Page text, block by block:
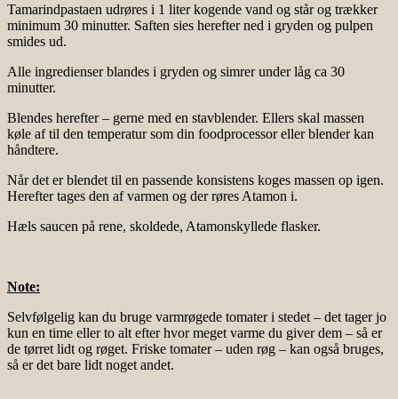
Tamarindpastaen udrøres i 1 liter kogende vand og står og trækker
minimum 30 minutter. Saften sies herefter ned i gryden og pulpen
smides ud.
Alle ingredienser blandes i gryden og simrer under låg ca 30
minutter.
Blendes herefter – gerne med en stavblender. Ellers skal massen
køle af til den temperatur som din foodprocessor eller blender kan
håndtere.
Når det er blendet til en passende konsistens koges massen op igen.
Herefter tages den af varmen og der røres Atamon i.
Hæls saucen på rene, skoldede, Atamonskyllede flasker.
Note:
Selvfølgelig kan du bruge varmrøgede tomater i stedet – det tager jo
kun en time eller to alt efter hvor meget varme du giver dem – så er
de tørret lidt og røget. Friske tomater – uden røg – kan også bruges,
så er det bare lidt noget andet.